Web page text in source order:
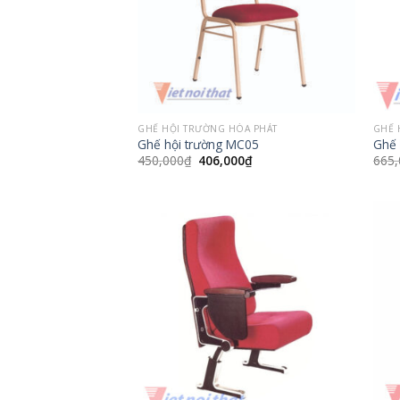
GHẾ HỘI TRƯỜNG HÒA PHÁT
Ghế hội trường MC05
450,000₫ Giá
406,000₫Giá
GHẾ